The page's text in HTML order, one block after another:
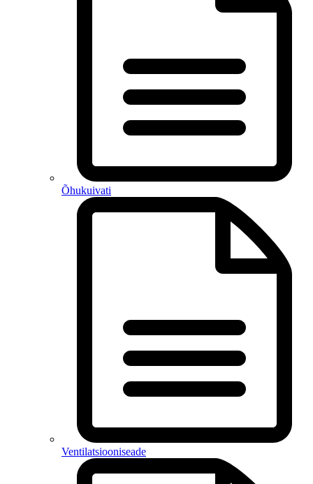
Õhukuivati
Ventilatsiooniseade